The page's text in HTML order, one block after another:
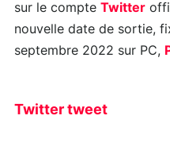
sur le compte Twitter
nouvelle date de sortie,
septembre 2022 sur PC,
Twitter tweet